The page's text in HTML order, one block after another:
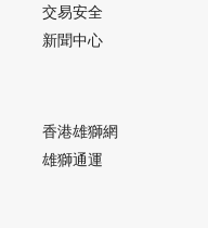
交易安全
新聞中心
香港雄獅網
雄獅通運